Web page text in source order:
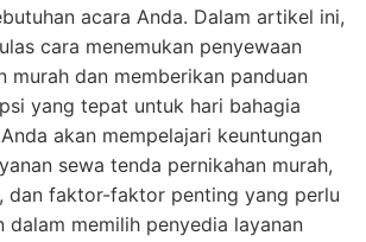
acara Anda. Dalam artikel ini,
cara menemukan penyewaan
murah dan memberikan panduan
yang tepat untuk hari bahagia
akan mempelajari keuntungan
sewa tenda pernikahan murah,
dan faktor-faktor penting yang perlu
memilih penyedia layanan